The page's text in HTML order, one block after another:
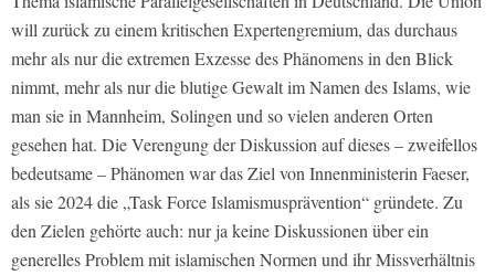
will zurück zu einem kritischen Expertengremium, das durchaus
mehr als nur die extremen Exzesse des Phänomens in den Blick
nimmt, mehr als nur die blutige Gewalt im Namen des Islams, wie
man sie in Mannheim, Solingen und so vielen anderen Orten
gesehen hat. Die Verengung der Diskussion auf dieses – zweifellos
bedeutsame – Phänomen war das Ziel von Innenministerin Faeser,
als sie 2024 die „Task Force Islamismusprävention“ gründete. Zu
den Zielen gehörte auch: nur ja keine Diskussionen über ein
generelles Problem mit islamischen Normen und ihr Missverhältnis